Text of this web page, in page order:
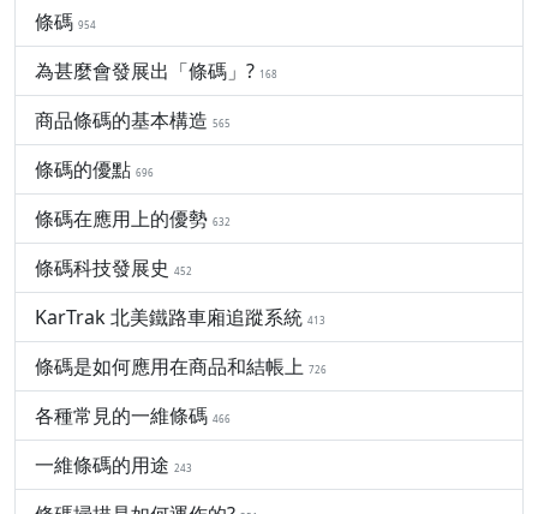
條碼 954
為甚麼會發展出「條碼」? 168
商品條碼的基本構造 565
條碼的優點 696
條碼在應用上的優勢 632
條碼科技發展史 452
KarTrak 北美鐵路車廂追蹤系統 413
條碼是如何應用在商品和結帳上 726
各種常見的一維條碼 466
一維條碼的用途 243